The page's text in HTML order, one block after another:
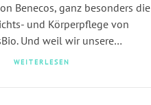
Benecos, ganz besonders die
und Körperpflege von
Und weil wir unsere…
WEITERLESEN